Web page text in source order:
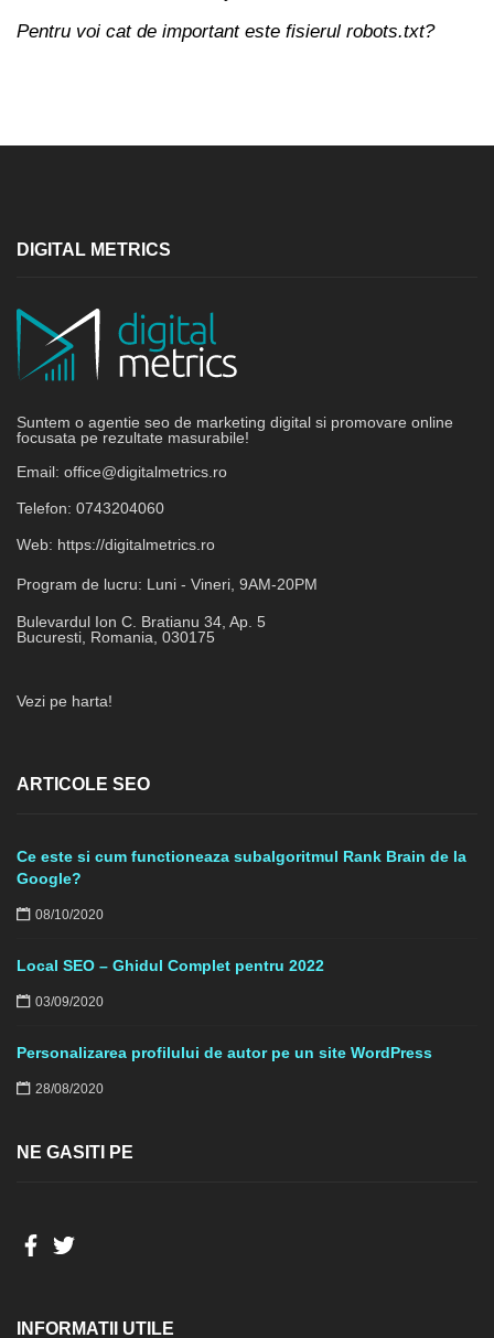
Pentru voi cat de important este fisierul robots.txt?
DIGITAL METRICS
Suntem o agentie seo de marketing digital si promovare online
focusata pe rezultate masurabile!
Email: office@digitalmetrics.ro
Telefon: 0743204060
Web: https://digitalmetrics.ro
Program de lucru: Luni - Vineri, 9AM-20PM
Bulevardul Ion C. Bratianu 34, Ap. 5
Bucuresti Romania 030175
Vezi pe harta!
ARTICOLE SEO
Ce este si cum functioneaza subalgoritmul Rank Brain de la
Google?
08/10/2020
Local SEO – Ghidul Complet pentru 2022
03/09/2020
Personalizarea profilului de autor pe un site WordPress
28/08/2020
NE GASITI PE
INFORMATII UTILE